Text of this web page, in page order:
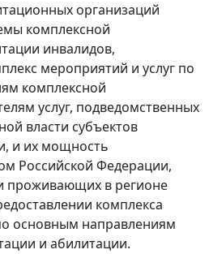
организаций
комплексной
инвалидов,
мероприятий и услуг по
комплексной
услуг, подведомственных
власти субъектов
и их мощность
Российской Федерации,
проживающих в регионе
комплекса
основным направлениям
и абилитации.